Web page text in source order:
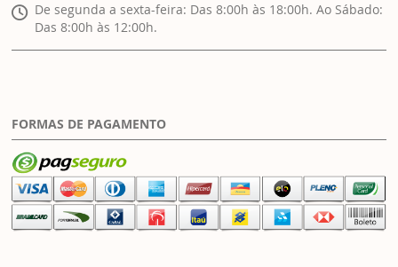
De segunda a sexta-feira: Das 8:00h às 18:00h. Ao Sábado:
Das 8:00h às 12:00h.
FORMAS DE PAGAMENTO